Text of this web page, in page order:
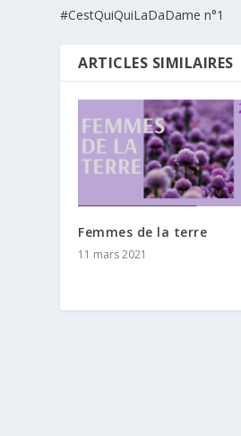
#CestQuiQuiLaDaDame n°1
ARTICLES SIMILAIRES
Femmes de la terre
11 mars 2021